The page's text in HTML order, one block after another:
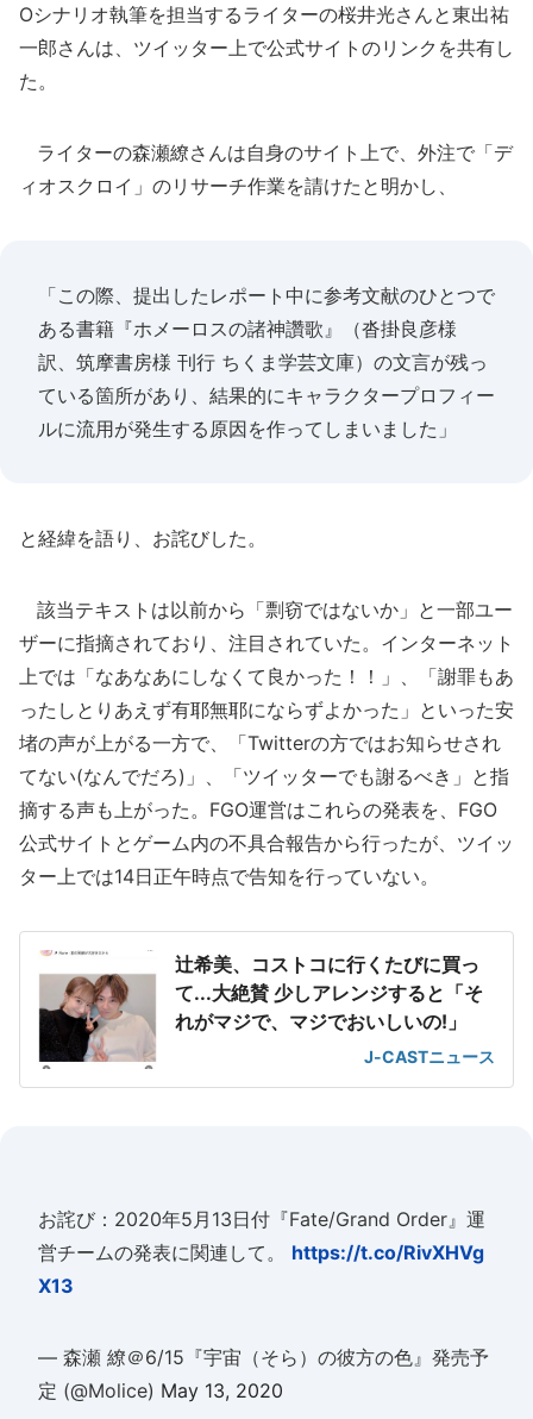
Oシナリオ執筆を担当するライターの桜井光さんと東出祐
一郎さんは、ツイッター上で公式サイトのリンクを共有し
た。
ライターの森瀬繚さんは自身のサイト上で、外注で「デ
ィオスクロイ」のリサーチ作業を請けたと明かし、
「この際、提出したレポート中に参考文献のひとつで
ある書籍『ホメーロスの諸神讚歌』（沓掛良彦様
訳、筑摩書房様 刊行 ちくま学芸文庫）の文言が残っ
ている箇所があり、結果的にキャラクタープロフィー
ルに流用が発生する原因を作ってしまいました」
と経緯を語り、お詫びした。
該当テキストは以前から「剽窃ではないか」と一部ユー
ザーに指摘されており、注目されていた。インターネット
上では「なあなあにしなくて良かった！！」、「謝罪もあ
ったしとりあえず有耶無耶にならずよかった」といった安
堵の声が上がる一方で、「Twitterの方ではお知らせされ
てない(なんでだろ)」、「ツイッターでも謝るべき」と指
摘する声も上がった。FGO運営はこれらの発表を、FGO
公式サイトとゲーム内の不具合報告から行ったが、ツイッ
ター上では14日正午時点で告知を行っていない。
辻希美、コストコに行くたびに買っ
て...大絶賛 少しアレンジすると「そ
れがマジで、マジでおいしいの!」
J-CASTニュース
お詫び：2020年5月13日付『Fate/Grand Order』運
営チームの発表に関連して。 https://t.co/RivXHVg
X13
— 森瀬 繚＠6/15『宇宙（そら）の彼方の色』発売予
定 (@Molice) May 13, 2020